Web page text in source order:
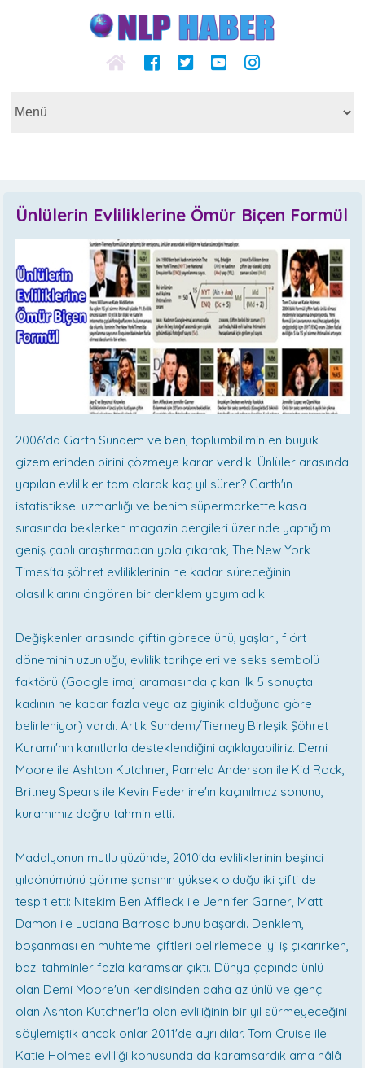
Ünlülerin Evliliklerine Ömür Biçen Formül
2006'da Garth Sundem ve ben, toplumbilimin en büyük
gizemlerinden birini çözmeye karar verdik. Ünlüler arasında
yapılan evlilikler tam olarak kaç yıl sürer? Garth'ın
istatistiksel uzmanlığı ve benim süpermarkette kasa
sırasında beklerken magazin dergileri üzerinde yaptığım
geniş çaplı araştırmadan yola çıkarak, The New York
Times'ta şöhret evliliklerinin ne kadar süreceğinin
olasılıklarını öngören bir denklem yayımladık.
Değişkenler arasında çiftin görece ünü, yaşları, flört
döneminin uzunluğu, evlilik tarihçeleri ve seks sembolü
faktörü (Google imaj aramasında çıkan ilk 5 sonuçta
kadının ne kadar fazla veya az giyinik olduğuna göre
belirleniyor) vardı. Artık Sundem/Tierney Birleşik Şöhret
Kuramı'nın kanıtlarla desteklendiğini açıklayabiliriz. Demi
Moore ile Ashton Kutchner, Pamela Anderson ile Kid Rock,
Britney Spears ile Kevin Federline'ın kaçınılmaz sonunu,
kuramımız doğru tahmin etti.
Madalyonun mutlu yüzünde, 2010'da evliliklerinin beşinci
yıldönümünü görme şansının yüksek olduğu iki çifti de
tespit etti: Nitekim Ben Affleck ile Jennifer Garner, Matt
Damon ile Luciana Barroso bunu başardı. Denklem,
boşanması en muhtemel çiftleri belirlemede iyi iş çıkarırken,
bazı tahminler fazla karamsar çıktı. Dünya çapında ünlü
olan Demi Moore'un kendisinden daha az ünlü ve genç
olan Ashton Kutchner'la olan evliliğinin bir yıl sürmeyeceğini
söylemiştik ancak onlar 2011'de ayrıldılar. Tom Cruise ile
Katie Holmes evliliği konusunda da karamsardık ama hâlâ